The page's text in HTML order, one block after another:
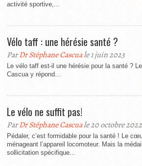
activité sportive,...
Vélo taff : une hérésie santé ?
ParDr Stéphane Cascuale 1 juin 2023
Le vélo taff est-il une hérésie pour la santé ?
Cascua y répond...
Le vélo ne suffit pas!
ParDr Stéphane Cascuale 20 octobre 2022
Pédaler, c’est formidable pour la santé ! Le
ménageant l’appareil locomoteur. Mais la
sollicitation spécifique...